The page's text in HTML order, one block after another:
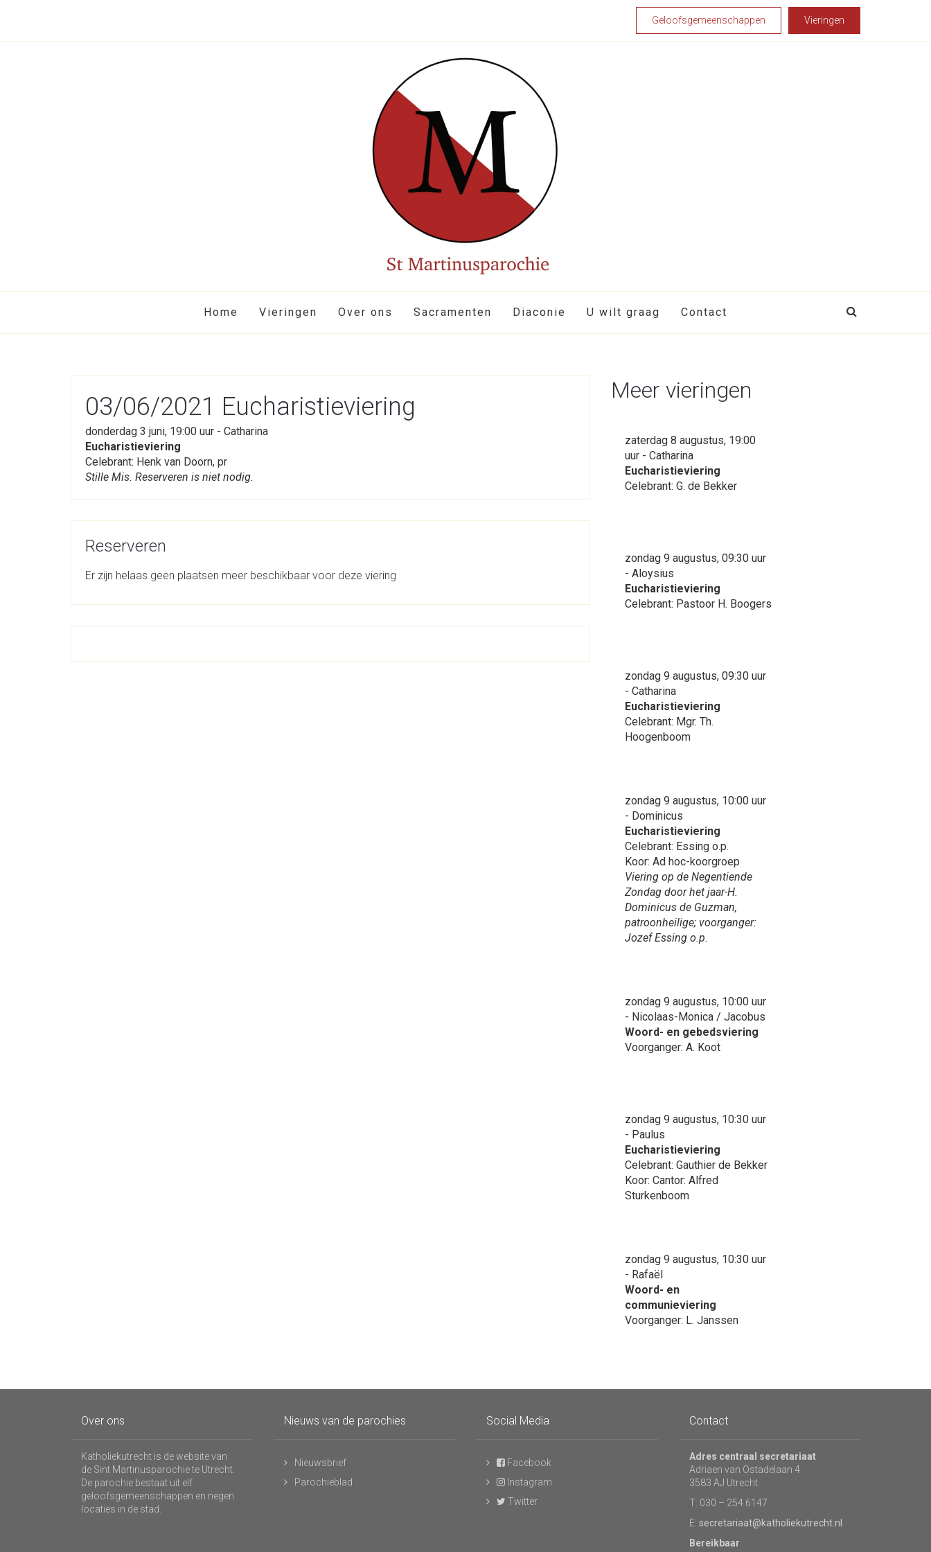
Geloofsgemeenschappen Vieringen
Home Vieringen Over ons Sacramenten Diaconie U wilt graag Contact
03/06/2021 Eucharistieviering
donderdag 3 juni, 19:00 uur - Catharina
Eucharistieviering
Celebrant: Henk van Doorn, pr
Stille Mis. Reserveren is niet nodig.
Reserveren
Er zijn helaas geen plaatsen meer beschikbaar voor deze viering
Meer vieringen
zaterdag 8 augustus, 19:00
uur - Catharina
Eucharistieviering
Celebrant: G. de Bekker
zondag 9 augustus, 09:30 uur
- Aloysius
Eucharistieviering
Celebrant: Pastoor H. Boogers
zondag 9 augustus, 09:30 uur
- Catharina
Eucharistieviering
Celebrant: Mgr. Th.
Hoogenboom
zondag 9 augustus, 10:00 uur
- Dominicus
Eucharistieviering
Celebrant: Essing o.p.
Koor: Ad hoc-koorgroep
Viering op de Negentiende
Zondag door het jaar-H.
Dominicus de Guzman,
patroonheilige; voorganger:
Jozef Essing o.p.
zondag 9 augustus, 10:00 uur
- Nicolaas-Monica / Jacobus
Woord- en gebedsviering
Voorganger: A. Koot
zondag 9 augustus, 10:30 uur
- Paulus
Eucharistieviering
Celebrant: Gauthier de Bekker
Koor: Cantor: Alfred
Sturkenboom
zondag 9 augustus, 10:30 uur
- Rafaël
Woord- en
communieviering
Voorganger: L. Janssen
Over ons
Katholiekutrecht is de website van
de Sint Martinusparochie te Utrecht.
De parochie bestaat uit elf
geloofsgemeenschappen en negen
locaties in de stad.
Nieuws van de parochies
Nieuwsbrief
Parochieblad
Social Media
Facebook
Instagram
Twitter
Contact
Adres centraal secretariaat
Adriaen van Ostadelaan 4
3583 AJ Utrecht
T: 030 – 254 6147
E: secretariaat@katholiekutrecht.nl
Bereikbaar